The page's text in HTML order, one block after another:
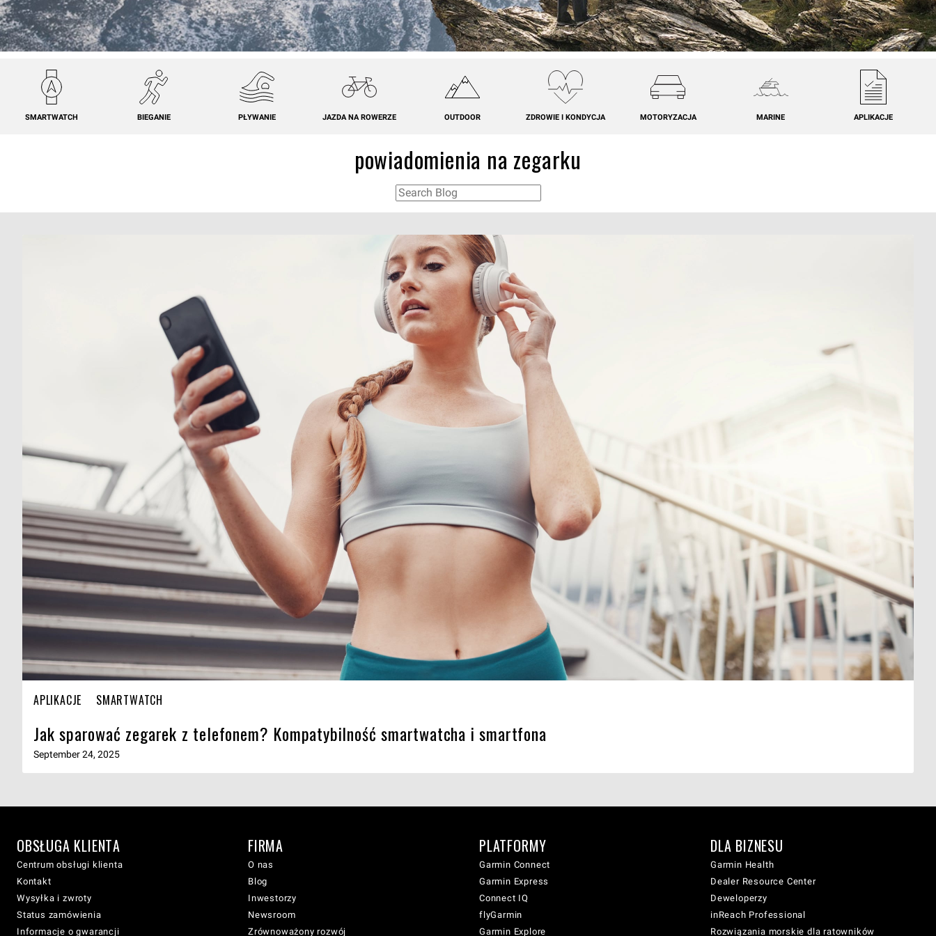
SMARTWATCH BIEGANIE PŁYWANIE JAZDA NA ROWERZE OUTDOOR ZDROWIE I KONDYCJA MOTORYZACJA MARINE APLIKACJE
powiadomienia na zegarku
APLIKACJE SMARTWATCH
Jak sparować zegarek z telefonem? Kompatybilność smartwatcha i smartfona
September 24, 2025
OBSŁUGA KLIENTA
Centrum obsługi klienta
Kontakt
Wysyłka i zwroty
Status zamówienia
Informacje o gwarancji
FIRMA
O nas
Blog
Inwestorzy
Newsroom
Zrównoważony rozwój
PLATFORMY
Garmin Connect
Garmin Express
Connect IQ
flyGarmin
Garmin Explore
DLA BIZNESU
Garmin Health
Dealer Resource Center
Deweloperzy
inReach Professional
Rozwiązania morskie dla ratowników